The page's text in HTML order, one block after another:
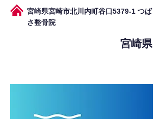
宮崎県宮崎市北川内町谷口5379-1 つば
さ整骨院
宮崎県